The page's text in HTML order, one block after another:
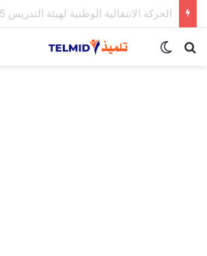
الحركة الانتقالية الوطنية لهيئة التدريس 2025
بحث عنالوضع المظلم